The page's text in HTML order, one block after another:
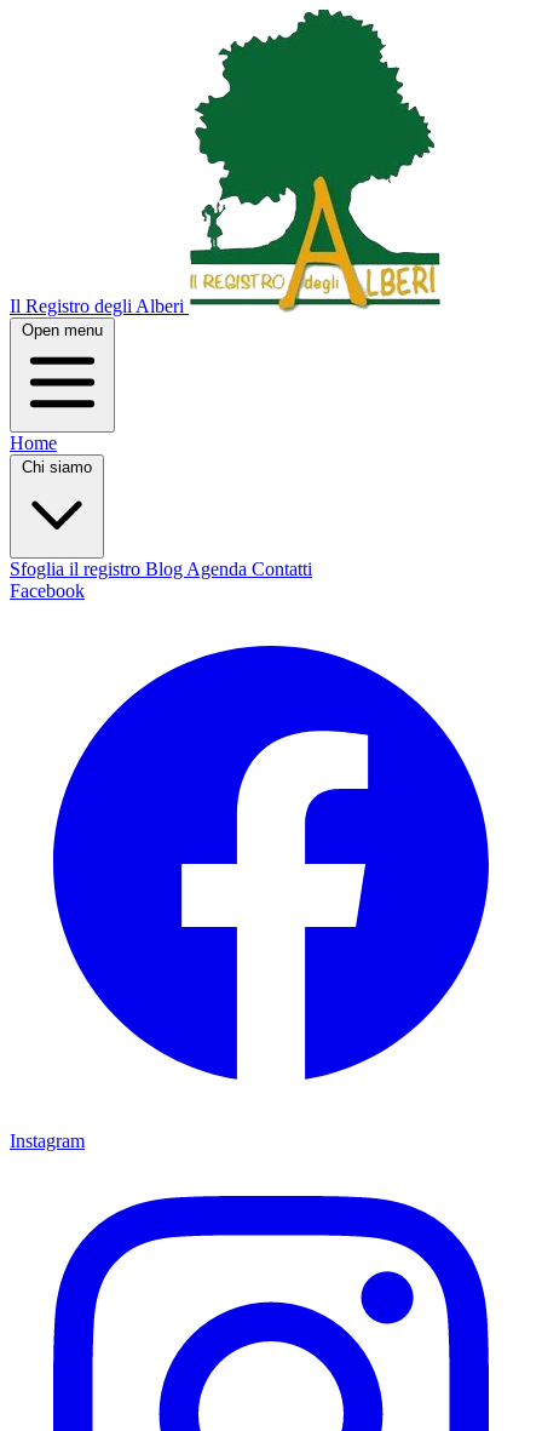
Il Registro degli Alberi
Open menu
Home
Chi siamo
Sfoglia il registro Blog Agenda Contatti
Facebook
Instagram